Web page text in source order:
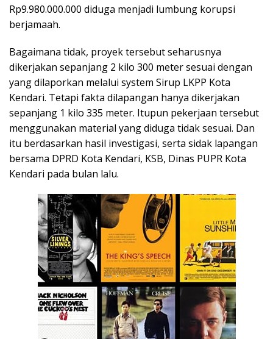
Rp9.980.000.000 diduga menjadi lumbung korupsi
berjamaah.
Bagaimana tidak, proyek tersebut seharusnya
dikerjakan sepanjang 2 kilo 300 meter sesuai dengan
yang dilaporkan melalui system Sirup LKPP Kota
Kendari. Tetapi fakta dilapangan hanya dikerjakan
sepanjang 1 kilo 335 meter. Itupun pekerjaan tersebut
menggunakan material yang diduga tidak sesuai. Dan
itu berdasarkan hasil investigasi, serta sidak lapangan
bersama DPRD Kota Kendari, KSB, Dinas PUPR Kota
Kendari pada bulan lalu.